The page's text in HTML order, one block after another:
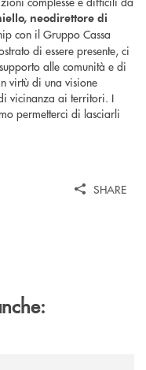
neodirettore di
con il Gruppo Cassa
di essere presente, ci
alle comunità e di
virtù di una visione
vicinanza ai territori. I
permetterci di lasciarli
SHARE